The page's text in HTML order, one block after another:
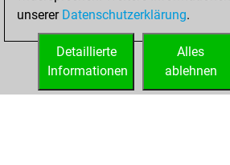
You
account
Studies
unserer Datenschutzerklärung.
Alles
ablehnen
Detaillierte
Informationen